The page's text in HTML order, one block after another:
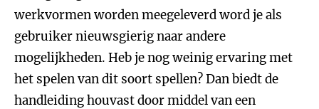
werkvormen worden meegeleverd word je als
gebruiker nieuwsgierig naar andere
mogelijkheden. Heb je nog weinig ervaring met
het spelen van dit soort spellen? Dan biedt de
handleiding houvast door middel van een